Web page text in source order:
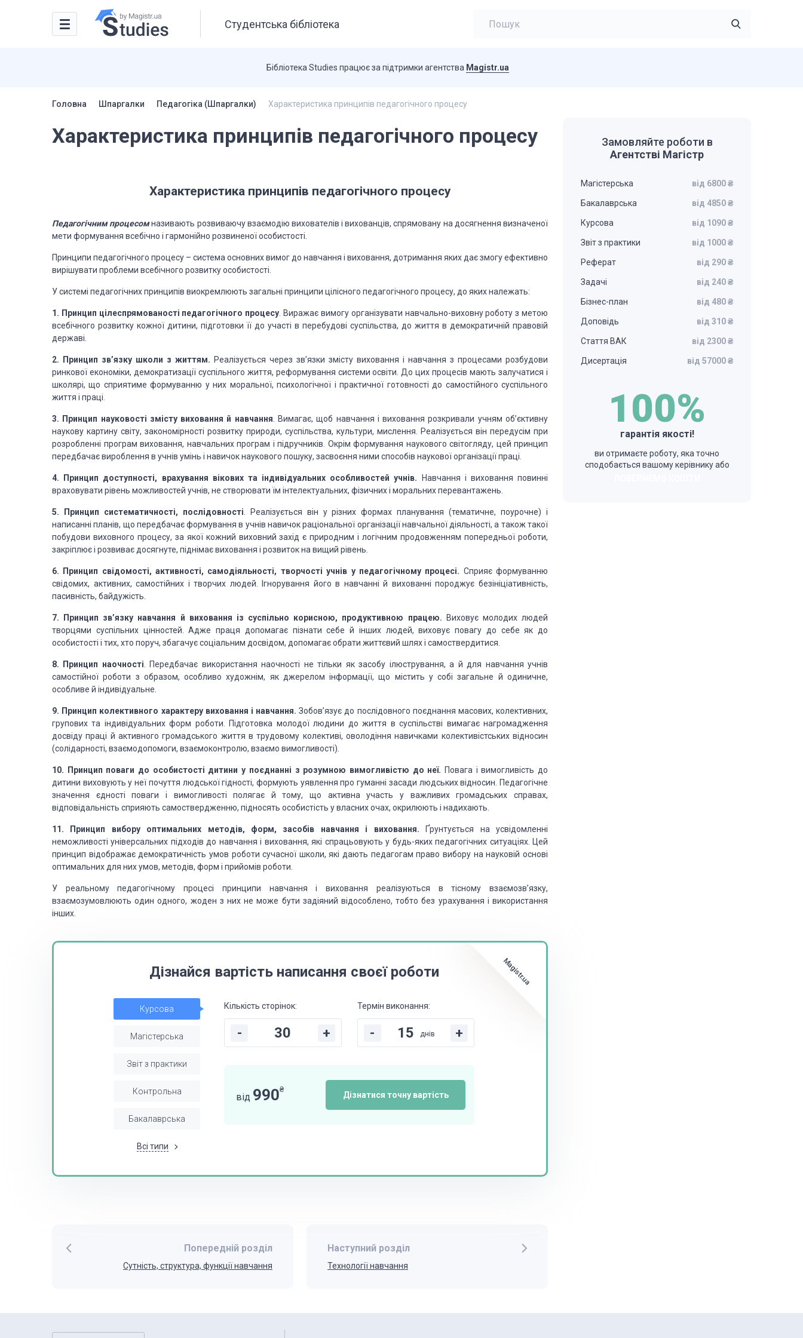
Студентська бібліотека
Бібліотека Studies працює за підтримки агентства Magistr.ua
Головна Шпаргалки Педагогіка (Шпаргалки) Характеристика принципів педагогічного процесу
Характеристика принципів педагогічного процесу
Характеристика принципів педагогічного процесу
Педагогічним процесомназивають розвиваючу взаємодію вихователів і вихованців, спрямовану на досягнення визначеної
мети формування всебічно і гармонійно розвиненої особистості.
Принципи педагогічного процесу – система основних вимог до навчання і виховання, дотримання яких дає змогу ефективно
вирішувати проблеми всебічного розвитку особистості.
У системі педагогічних принципів виокремлюють загальні принципи цілісного педагогічного процесу, до яких належать:
1. Принцип цілеспрямованості педагогічного процесу . Виражає вимогу організувати навчально-виховну роботу з метою
всебічного розвитку кожної дитини, підготовки її до участі в перебудові суспільства, до життя в демократичній правовій
державі.
2. Принцип зв’язку школи з життям. Реалізується через зв’язки змісту виховання і навчання з процесами розбудови
ринкової економіки, демократизації суспільного життя, реформування системи освіти. До цих процесів мають залучатися і
школярі, що сприятиме формуванню у них моральної, психологічної і практичної готовності до самостійного суспільного
життя і праці.
3. Принцип науковості змісту виховання й навчання . Вимагає, щоб навчання і виховання розкривали учням об’єктивну
наукову картину світу, закономірності розвитку природи, суспільства, культури, мислення. Реалізується він передусім при
розробленні програм виховання, навчальних програм і підручників. Окрім формування наукового світогляду, цей принцип
передбачає вироблення в учнів умінь і навичокнаукового пошуку, засвоєння ними способів наукової організації праці.
4. Принцип доступності, врахування вікових та індивідуальних особливостей учнів. Навчання і виховання повинні
враховувати рівень можливостей учнів, не створювати їм інтелектуальних, фізичних і моральних перевантажень.
5. Принцип систематичності, послідовності . Реалізується він у різних формах планування (тематичне, поурочне) і
написанні планів, що передбачаєформування в учнів навичок раціональної організації навчальної діяльності, а також такої
побудови виховного процесу, за якої кожний виховний захід є природним і логічним продовженням попередньої роботи,
закріплює і розвиває досягнуте, піднімає виховання і розвиток на вищий рівень.
6. Принцип свідомості, активності, самодіяльності, творчості учнів у педагогічному процесі. Сприяє формуванню
свідомих, активних, самостійних і творчих людей. Ігнорування його в навчанні й вихованні породжує безініціативність,
пасивність, байдужість.
7. Принцип зв’язку навчання й виховання із суспільно корисною, продуктивною працею.
Виховує молодих людей
творцями суспільних цінностей.
Адже праця допомагає пізнати себе й інших людей, виховує повагу до себе як до
особистості і тих, хто поруч, збагачує соціальним досвідом, допомагає обрати життєвий шлях і самоствердитися.
8. Принцип наочності . Передбачає використання наочності не тільки як засобу ілюстрування, а й для навчання учнів
самостійної роботи з образом, особливо художнім, як джерелом інформації, що містить у собі загальне й одиничне,
особливе й індивідуальне.
9. Принцип колективного характеру виховання і навчання. Зобов’язує до послідовного поєднання масових, колективних,
групових та індивідуальних форм роботи. Підготовка молодої людини до життя в суспільстві вимагає нагромадження
досвіду праці й активного громадського життя в трудовому колективі, оволодіння навичками колективістських відносин
(солідарності, взаємодопомоги, взаємоконтролю, взаємо вимогливості).
10. Принцип поваги до особистості дитини у поєднанні з розумною вимогливістю до неї. Повага і вимогливість до
дитини виховують у неї почуття людської гідності, формують уявлення про гуманні засади людських відносин. Педагогічне
значення єдності поваги і вимогливості полягає й тому, що активна участь у важливихгромадських справах,
відповідальність сприяють самоствердженню, підносять особистість у власних очах, окрилюють і надихають.
11. Принцип вибору оптимальних методів, форм, засобів навчання і виховання. Ґрунтується на усвідомленні
неможливості універсальних підходів до навчання і виховання, які спрацьовують у будь-яких педагогічних ситуаціях. Цей
принцип відображає демократичність умов роботи сучасної школи, які дають педагогам право вибору на науковій основі
оптимальних для них умов, методів, форм і прийомів роботи.
У реальному педагогічному процесі принципи навчання і виховання реалізуються в тісному взаємозв’язку,
взаємозумовлюють один одного, жоден з них не може бути задіяний відособлено, тобто без урахування і використання
інших.
Magistr.ua
Дізнайся вартість написання своєї роботи
Курсова
Магістерська
Звіт з практики
Контрольна
Бакалаврська
Всі типи
Кількість сторінок:
- +
Термін виконання:
- днів +
від 990₴
Дізнатися точну вартість
Попередній розділ
Сутність, структура, функції навчання
Наступний розділ
Технології навчання
Замовляйте роботи в
Агентстві Магістр
Магістерська від 6800 ₴
Бакалаврська від 4850 ₴
Курсова від 1090 ₴
Звіт з практики від 1000 ₴
Реферат від 290 ₴
Задачі від 240 ₴
Бізнес-план від 480 ₴
Доповідь від 310 ₴
Стаття ВАК від 2300 ₴
Дисертація від 57000 ₴
100%
гарантія якості!
ви отримаєте роботу, яка точно
сподобається вашому керівнику або